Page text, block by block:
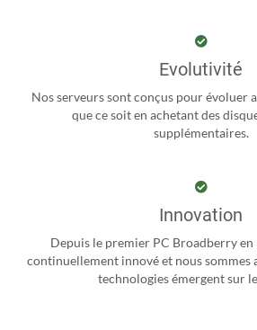
Evolutivité
Nos serveurs sont conçus pour évoluer
que ce soit en achetant des
supplémentaires.
Innovation
Depuis le premier PC Broadberry en
continuellement innové et nous sommes
technologies émergent sur